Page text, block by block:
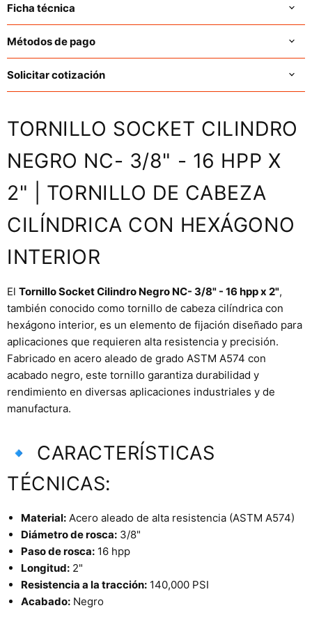
Ficha técnica
Métodos de pago
Solicitar cotización
TORNILLO SOCKET CILINDRO
NEGRO NC- 3/8" - 16 HPP X
2" | TORNILLO DE CABEZA
CILÍNDRICA CON HEXÁGONO
INTERIOR
El Tornillo Socket Cilindro Negro NC- 3/8" - 16 hpp x 2",
también conocido como tornillo de cabeza cilíndrica con
hexágono interior, es un elemento de fijación diseñado para
aplicaciones que requieren alta resistencia y precisión.
Fabricado en acero aleado de grado ASTM A574 con
acabado negro, este tornillo garantiza durabilidad y
rendimiento en diversas aplicaciones industriales y de
manufactura.
🔹 CARACTERÍSTICAS
TÉCNICAS:
Material: Acero aleado de alta resistencia (ASTM A574)
Diámetro de rosca: 3/8"
Paso de rosca: 16 hpp
Longitud: 2"
Resistencia a la tracción: 140,000 PSI
Acabado: Negro